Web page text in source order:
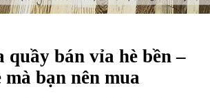
bán vỉa hè bền –
bạn nên mua